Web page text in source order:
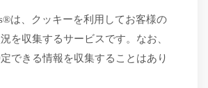
は、クッキーを利用してお客様の
を収集するサービスです。なお、
できる情報を収集することはあり